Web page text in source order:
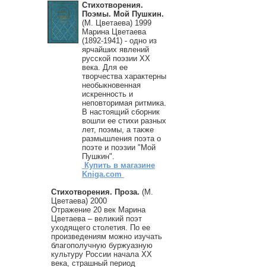
Стихотворения.
Поэмы. Мой Пушкин.
(М. Цветаева) 1999
Марина Цветаева
(1892-1941) - одно из
ярчайших явлений
русской поэзии ХХ
века. Для ее
творчества характерны
необыкновенная
искренность и
неповторимая ритмика.
В настоящий сборник
вошли ее стихи разных
лет, поэмы, а также
размышления поэта о
поэте и поэзии "Мой
Пушкин".
Купить в магазине
Kniga.com
Стихотворения. Проза. (М.
Цветаева) 2000
Отражение 20 век Марина
Цветаева – великий поэт
уходящего столетия. По ее
произведениям можно изучать
благополучную буржуазную
культуру России начала XX
века, страшный период